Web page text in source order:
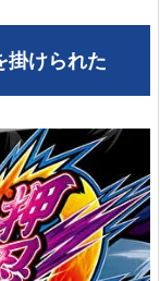
掛けられた